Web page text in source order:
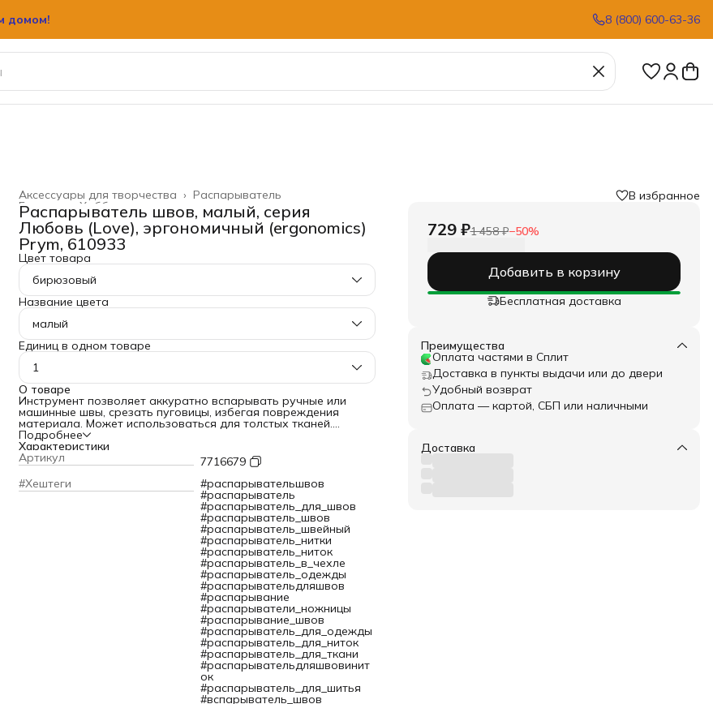
домом! 8 (800) 600-63-36
Распарыватель
Аксессуары для творчества ›
Хобби и творчество
Главная ›
Распарыватель швов, малый, серия
Любовь (Love), эргономичный (ergonomics)
Prym, 610933
Цвет товара
бирюзовый
Название цвета
малый
Единиц в одном товаре
1
О товаре
Инструмент позволяет аккуратно вспарывать ручные или
машинные швы, срезать пуговицы, избегая повреждения
материала. Может использоваться для толстых тканей.
Вспарыватель 'Prym' изготовлен из стали, ручка выполнена из
пластика. Эргономичный дизайн ручки позволит выполнять
работу без усталости. Мягкая ручка препятствует скольжению
приспособления в руке. Устройство по достоинству оценят как
профессиональные портные, так и начинающие швеи.
Ежедневно используя продукцию Prym, Вы ощутите заботу
компании о Вашем комфорте и удобстве. Воплощайте любую
Вашу творческую идею с безупречным инструментом Prym!
Подробнее
Характеристики
Артикул
7716679
#Хештеги
#распарывательшвов
#распарыватель
#распарыватель_для_швов
#распарыватель_швов
#распарыватель_швейный
#распарыватель_нитки
#распарыватель_ниток
#распарыватель_в_чехле
#распарыватель_одежды
#распарывательдляшвов
#распарывание
#распарыватели_ножницы
#распарывание_швов
#распарыватель_для_одежды
#распарыватель_для_ниток
#распарыватель_для_ткани
#распарывательдляшвовинит
ок
#распарыватель_для_шитья
#вспарыватель_швов
В избранное
729 ₽1 458 ₽−50%
Добавить в корзину
Бесплатная доставка
Преимущества
Оплата частями в Сплит
Доставка в пункты выдачи или до двери
Удобный возврат
Оплата — картой, СБП или наличными
Доставка